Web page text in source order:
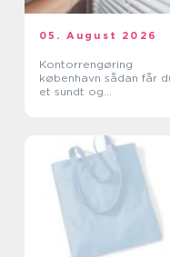
05. August 2026
Kontorrengøring
københavn sådan får du
et sundt og